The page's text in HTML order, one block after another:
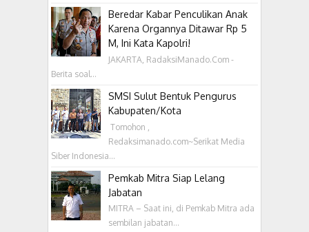
Beredar Kabar Penculikan Anak
Karena Organnya Ditawar Rp 5
M, Ini Kata Kapolri!
JAKARTA, RadaksiManado.Com -
Berita soal...
SMSI Sulut Bentuk Pengurus
Kabupaten/Kota
‎ Tomohon ,
Redaksimanado.com~Serikat Media
Siber Indonesia...
Pemkab Mitra Siap Lelang
Jabatan
MITRA – Saat ini, di Pemkab Mitra ada
sembilan jabatan...